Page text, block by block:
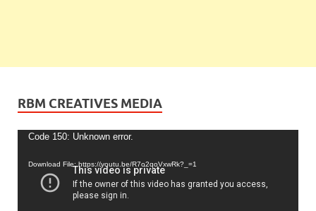
RBM CREATIVES MEDIA
Video
Code 150: Unknown error.
Download File: https://youtu.be/R7o2qoVxwRk?_=1